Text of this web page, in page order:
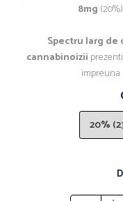
8mg
Spectru larg de
cannabinoizii
impreuna